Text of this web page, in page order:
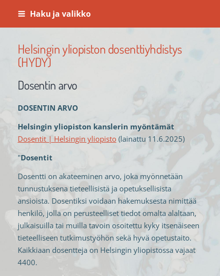
Siirry
Haku ja valikko
Helsingin yliopiston dosenttiyhdistys
(HYDY)
Dosentin arvo
DOSENTIN ARVO
Helsingin yliopiston kanslerin myöntämät
Dosentit | Helsingin yliopisto(lainattu 11.6.2025)
"Dosentit
Dosentti on akateeminen arvo, joka myönnetään
tunnustuksena tieteellisistä ja opetuksellisista
ansioista. Dosentiksi voidaan hakemuksesta nimittää
henkilö, jolla on perusteelliset tiedot omalta alaltaan,
julkaisuilla tai muilla tavoin osoitettu kyky itsenäiseen
tieteelliseen tutkimustyöhön sekä hyvä opetustaito.
Kaikkiaan dosentteja on Helsingin yliopistossa vajaat
4400.